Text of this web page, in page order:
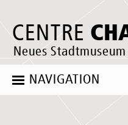
CENTRE
Neues
NAVIGATION